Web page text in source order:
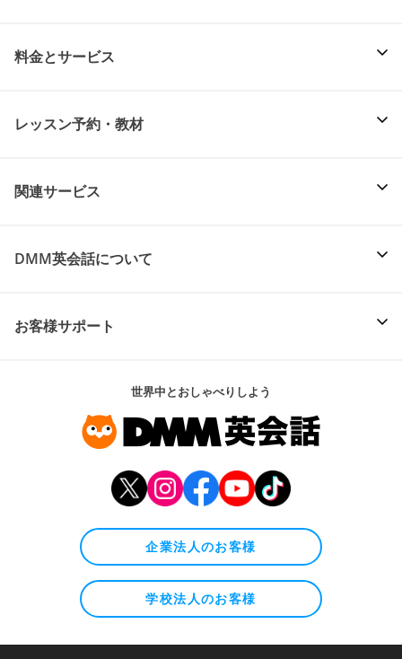
料金とサービス
レッスン予約・教材
関連サービス
DMM英会話について
お客様サポート
世界中とおしゃべりしよう
企業法人のお客様
学校法人のお客様